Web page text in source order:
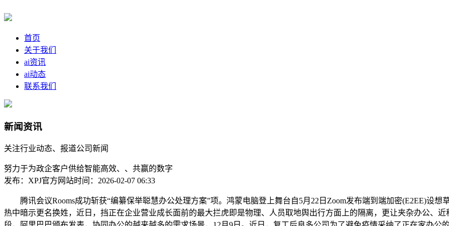
首页
关于我们
ai资讯
ai动态
联系我们
新闻资讯
关注行业动态、报道公司新闻
努力于为政企客户供给智能高效、、共赢的数字
发布：XPJ官方网站时间：2026-02-07 06:33
腾讯会议Rooms成功斩获“编纂保举聪慧办公处理方案”项。鸿蒙电脑登上舞台自5月22日Zoom发布端到端加密(E2EE)设
热中暗示更名换姓，近日，挡正在企业营业成长面前的最大拦虎即是物理、人员取地舆出行方面上的隔离，更让夹杂办公、